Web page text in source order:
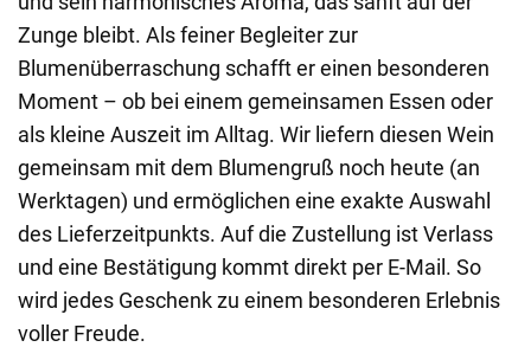
Zunge bleibt. Als feiner Begleiter zur
Blumenüberraschung schafft er einen besonderen
Moment – ob bei einem gemeinsamen Essen oder
als kleine Auszeit im Alltag. Wir liefern diesen Wein
gemeinsam mit dem Blumengruß noch heute (an
Werktagen) und ermöglichen eine exakte Auswahl
des Lieferzeitpunkts. Auf die Zustellung ist Verlass
und eine Bestätigung kommt direkt per E-Mail. So
wird jedes Geschenk zu einem besonderen Erlebnis
voller Freude.